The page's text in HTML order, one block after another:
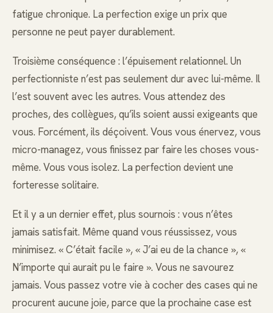
fatigue chronique. La perfection exige un prix que
personne ne peut payer durablement.
Troisième conséquence : l’épuisement relationnel. Un
perfectionniste n’est pas seulement dur avec lui-même. Il
l’est souvent avec les autres. Vous attendez des
proches, des collègues, qu’ils soient aussi exigeants que
vous. Forcément, ils déçoivent. Vous vous énervez, vous
micro-managez, vous finissez par faire les choses vous-
même. Vous vous isolez. La perfection devient une
forteresse solitaire.
Et il y a un dernier effet, plus sournois : vous n’êtes
jamais satisfait. Même quand vous réussissez, vous
minimisez. « C’était facile », « J’ai eu de la chance », «
N’importe qui aurait pu le faire ». Vous ne savourez
jamais. Vous passez votre vie à cocher des cases qui ne
procurent aucune joie, parce que la prochaine case est